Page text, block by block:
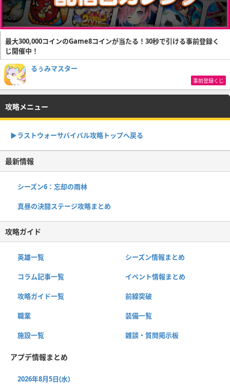
最大300,000コインのGame8コインが当たる！30秒で引ける事前登録く
じ開催中！
るぅみマスター
事前登録くじ
攻略メニュー
▶︎ラストウォーサバイバル攻略トップへ戻る
最新情報
シーズン6：忘却の雨林
真昼の決闘ステージ攻略まとめ
攻略ガイド
英雄一覧 シーズン情報まとめ
コラム記事一覧 イベント情報まとめ
攻略ガイド一覧 前線突破
職業 装備一覧
施設一覧 雑談・質問掲示板
アプデ情報まとめ
2026年8月5日(水)